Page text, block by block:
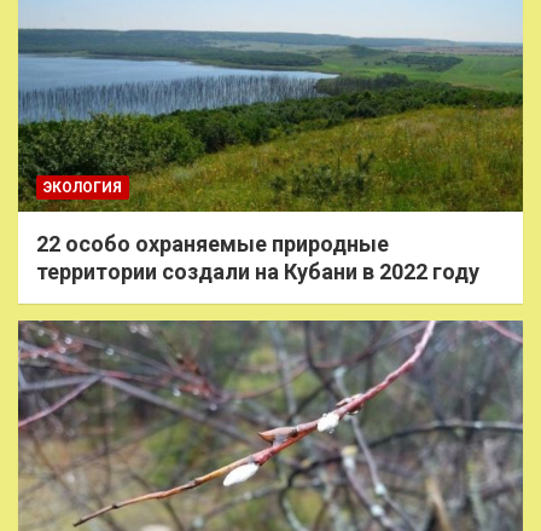
ЭКОЛОГИЯ
22 особо охраняемые природные
территории создали на Кубани в 2022 году